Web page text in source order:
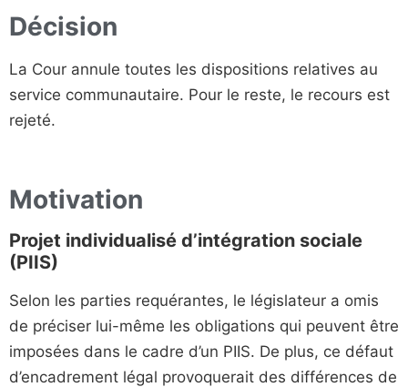
Décision
La Cour annule toutes les dispositions relatives au
service communautaire. Pour le reste, le recours est
rejeté.
Motivation
Projet individualisé d’intégration sociale
(PIIS)
Selon les parties requérantes, le législateur a omis
de préciser lui-même les obligations qui peuvent être
imposées dans le cadre d’un PIIS. De plus, ce défaut
d’encadrement légal provoquerait des différences de